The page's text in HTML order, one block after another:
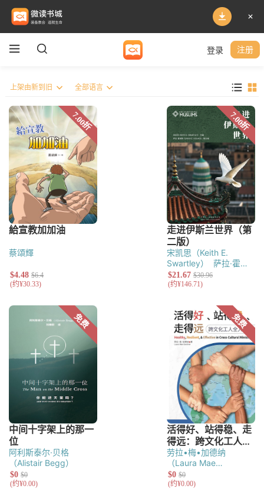
登录 注册
蔡頌輝
宋凯思（Keith E.
Swartley）
萨拉·霍姆
斯（Sarah E.
Holmes）
阿利斯泰尔·贝格
（Alistair Begg）
劳拉•梅•加德纳
（Laura Mae
Gardner）